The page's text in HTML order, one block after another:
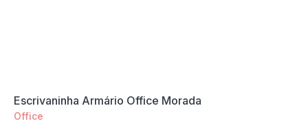
Escrivaninha Armário Office Morada
Office